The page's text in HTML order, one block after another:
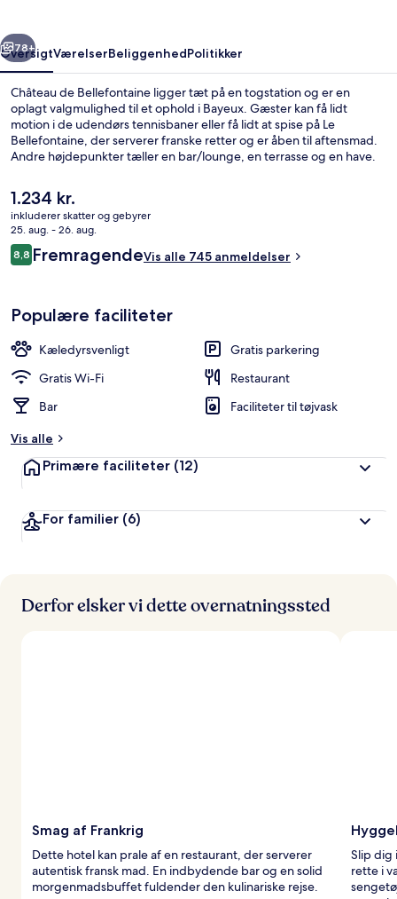
Næste
78+
OversigtVærelserBeliggenhedPolitikker
Château de Bellefontaine ligger tæt på en togstation og er en
oplagt valgmulighed til et ophold i Bayeux. Gæster kan få lidt
motion i de udendørs tennisbaner eller få lidt at spise på Le
Bellefontaine, der serverer franske retter og er åben til aftensmad.
Andre højdepunkter tæller en bar/lounge, en terrasse og en have.
badeværelser.
Den
nuværende
pris
er
1.234 kr.
1.234 kr.
inkluderer skatter og gebyrer
25. aug. - 26. aug.
Anmeldelser
8,88,8 ud af 10.
FremragendeVis alle 745 anmeldelser
Populære faciliteter
Kæledyrsvenligt
Gratis parkering
Gratis Wi-Fi
Restaurant
Bar
Faciliteter til tøjvask
Vis alle
Primære faciliteter (12)
For familier (6)
Derfor elsker vi dette overnatningssted
Smag af Frankrig
Dette hotel kan prale af en restaurant, der serverer
autentisk fransk mad. En indbydende bar og en solid
morgenmadsbuffet fuldender den kulinariske rejse.
Slip dig
rette i